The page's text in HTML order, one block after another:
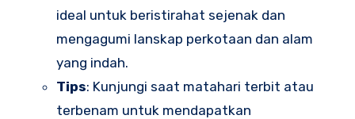
ideal untuk beristirahat sejenak dan
mengagumi lanskap perkotaan dan alam
yang indah.
Tips: Kunjungi saat matahari terbit atau
terbenam untuk mendapatkan